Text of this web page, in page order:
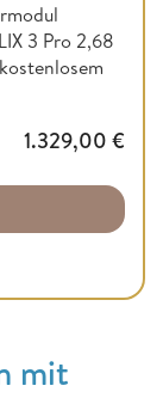
3 Pro 2,68
1.329,00 €
mit